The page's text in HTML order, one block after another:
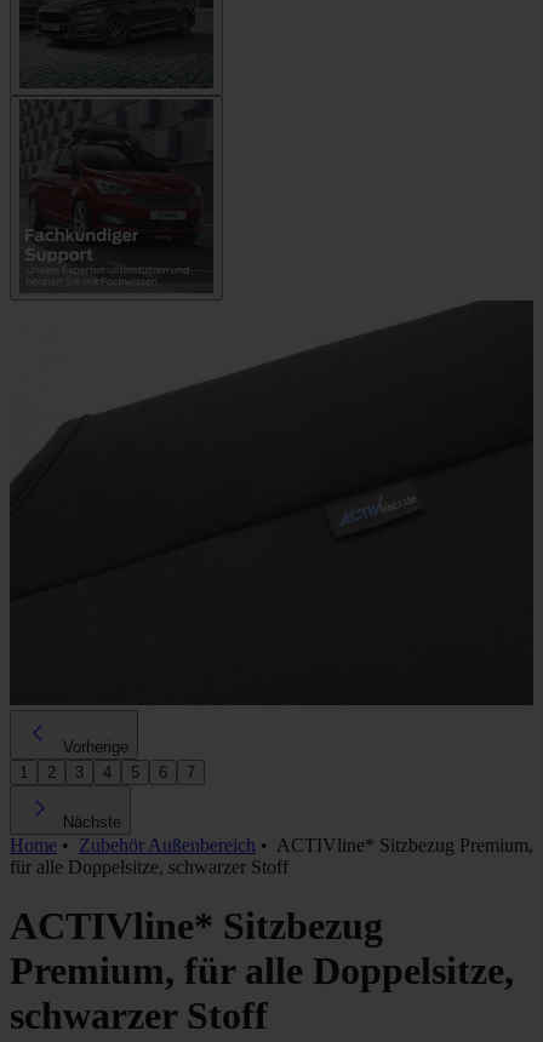
Vorherige
1
2 3 4 5 6 7
Nächste
Home • Zubehör Außenbereich • ACTIVline* Sitzbezug Premium,
für alle Doppelsitze, schwarzer Stoff
ACTIVline* Sitzbezug
Premium, für alle Doppelsitze,
schwarzer Stoff